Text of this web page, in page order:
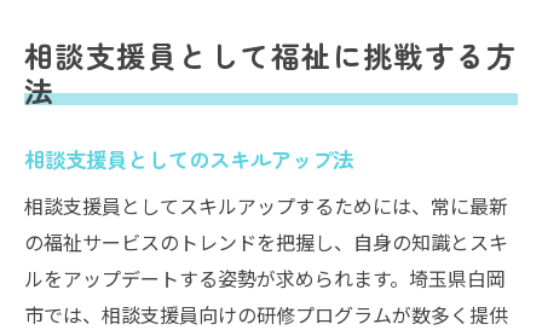
相談支援員として福祉に挑戦する方
法
相談支援員としてのスキルアップ法
相談支援員としてスキルアップするためには、常に最新
の福祉サービスのトレンドを把握し、自身の知識とスキ
ルをアップデートする姿勢が求められます。埼玉県白岡
市では、相談支援員向けの研修プログラムが数多く提供